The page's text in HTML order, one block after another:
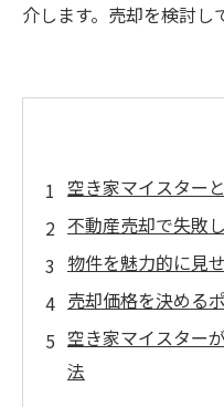
介します。売却を検討し
空き家マイスター
不動産売却で失敗
物件を魅力的に見
売却価格を決める
空き家マイスター
法